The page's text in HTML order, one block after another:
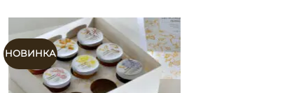
НОВИНКА